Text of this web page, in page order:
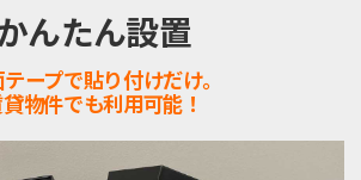
んたん設置
ープで貼り付けだけ。
物件でも利用可能！